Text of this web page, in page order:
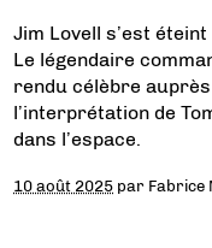
Jim Lovell s’est
Le légendaire
rendu célèbre
l’interprétation de
dans l’espace.
10 août 2025 par Fabrice